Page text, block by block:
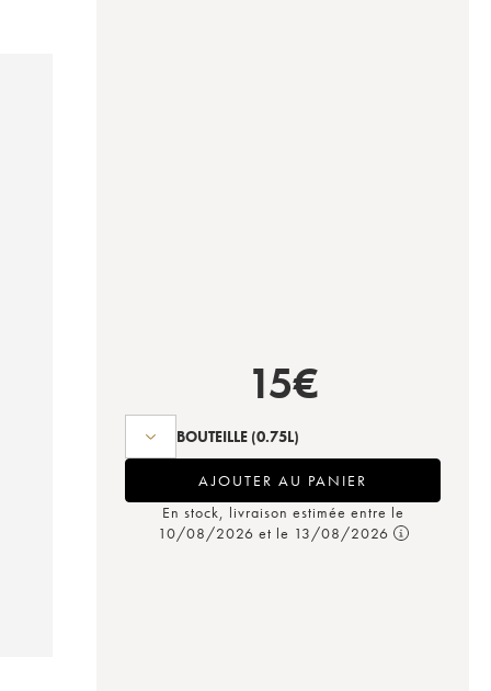
15€
BOUTEILLE (0.75L)
AJOUTER AU PANIER
En stock, livraison estimée entre le
10/08/2026 et le 13/08/2026